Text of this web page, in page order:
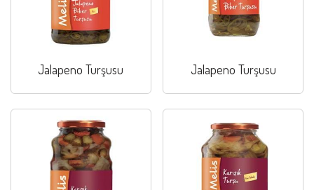
Jalapeno Turşusu Jalapeno Turşusu